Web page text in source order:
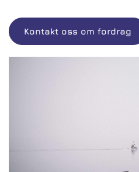
Kontakt oss om fordrag